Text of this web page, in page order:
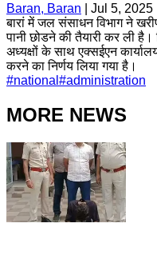
Baran, Baran
Jul 5, 2025
बारां में जल संसाधन विभाग ने
पानी छोडने की तैयारी कर ली
अध्यक्षों के साथ एक्सईएन
करने का निर्णय लिया गया है।
#national #administration
MORE NEWS